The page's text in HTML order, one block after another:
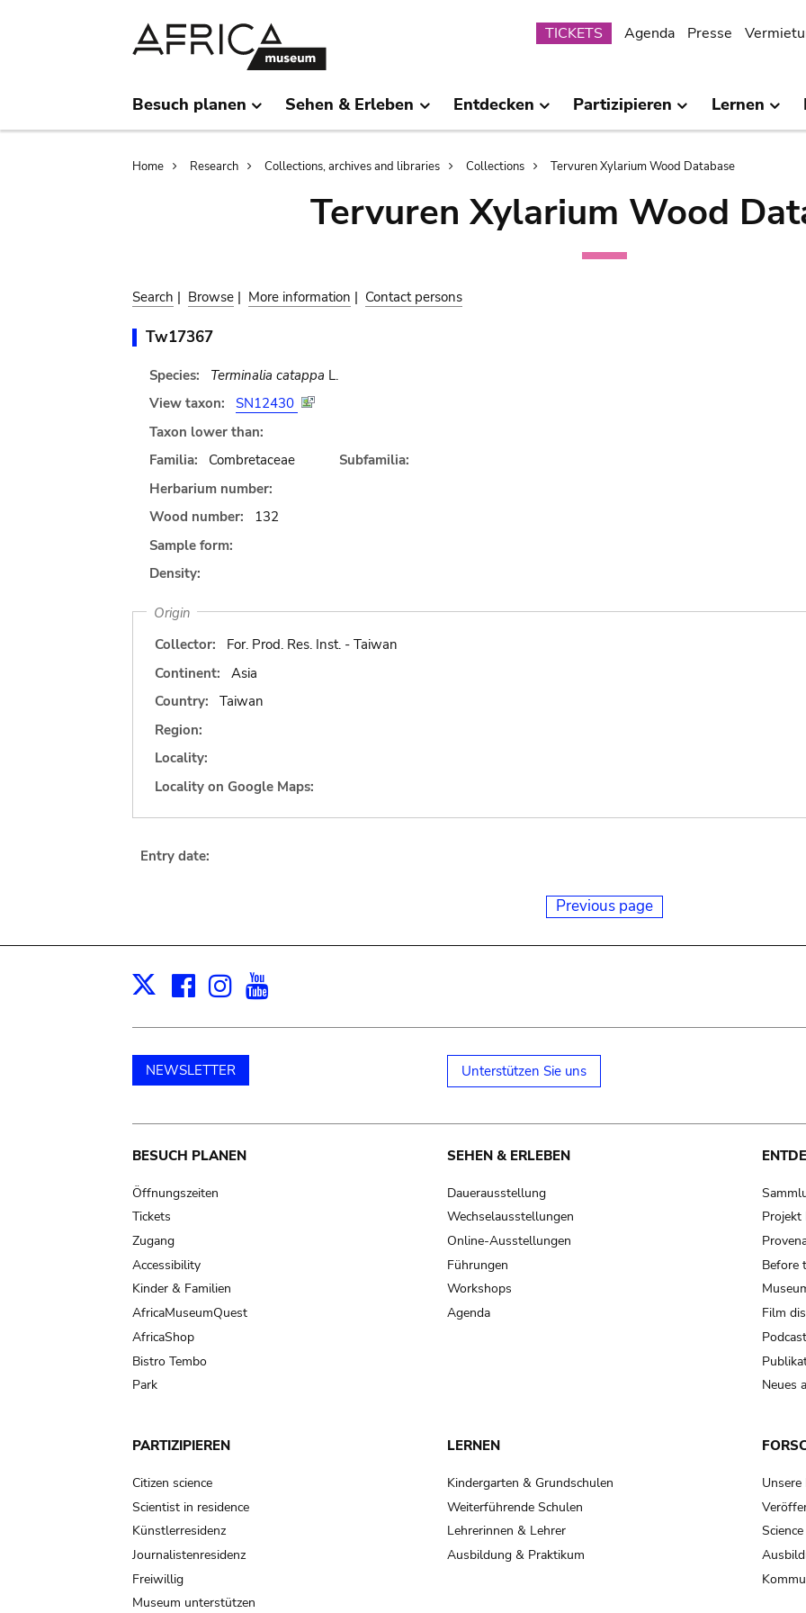
Submenu
TICKETS Agenda Presse
Besuch planen Sehen & Erleben Entdecken Partizipieren Lernen
Breadcrumb
Home Research Collections, archives and libraries Collections Tervuren Xylarium Wood Database
Tervuren Xylarium Wood
Search | Browse | More information | Contact persons
Tw17367
Species: Terminalia catappa L.
View taxon:
SN12430
Taxon lower than:
Familia:
Combretaceae
Subfamilia:
Herbarium number:
Wood number:
132
Sample form:
Density:
Origin
Collector:
For. Prod. Res. Inst. - Taiwan
Continent:
Asia
Country:
Taiwan
Region:
Locality:
Locality on Google Maps:
Entry date:
Previous page
X Facebook
Instagram
NEWSLETTER Unterstützen Sie uns
Main
navigation
BESUCH PLANEN
Öffnungszeiten
Tickets
Zugang
Accessibility
Kinder & Familien
AfricaMuseumQuest
AfricaShop
Bistro Tembo
Park
SEHEN & ERLEBEN
Dauerausstellung
Wechselausstellungen
Online-Ausstellungen
Führungen
Workshops
Agenda
Projekt
Before
Film
Neues
PARTIZIPIEREN
Citizen science
Scientist in residence
Künstlerresidenz
Journalistenresidenz
Freiwillig
Museum unterstützen
LERNEN
Kindergarten & Grundschulen
Weiterführende Schulen
Lehrerinnen & Lehrer
Ausbildung & Praktikum